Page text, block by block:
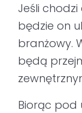
Jeśli chodzi
będzie on
branżowy.
będą
Biorąc pod